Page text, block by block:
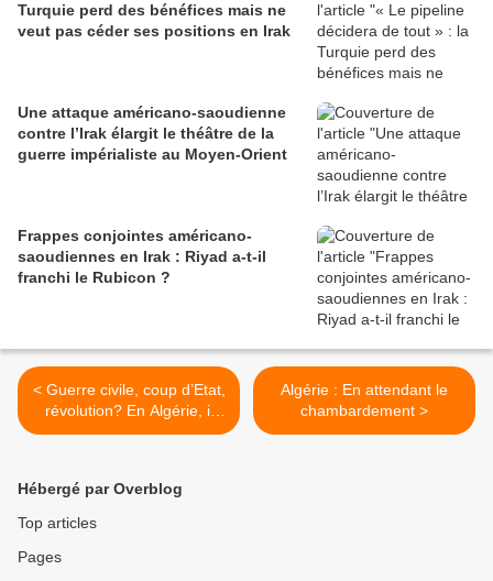
Turquie perd des bénéfices mais ne
veut pas céder ses positions en Irak
Une attaque américano-saoudienne
contre l’Irak élargit le théâtre de la
guerre impérialiste au Moyen-Orient
Frappes conjointes américano-
saoudiennes en Irak : Riyad a-t-il
franchi le Rubicon ?
< Guerre civile, coup d’Etat,
révolution? En Algérie, il
suffirait d’une étincelle…
Algérie : En attendant le
chambardement >
Hébergé par Overblog
Top articles
Pages